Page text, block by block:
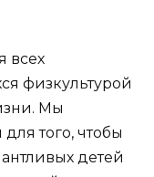
всех
физкультурой
Мы
того, чтобы
детей